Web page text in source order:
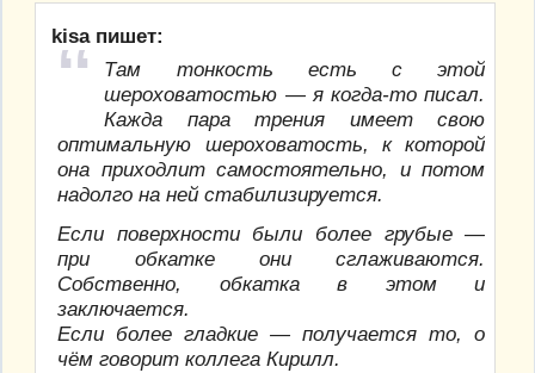
kisa пишет:
Там тонкость есть с этой
шероховатостью — я когда-то писал.
Кажда пара трения имеет свою
оптимальную шероховатость, к которой
она приходлит самостоятельно, и потом
надолго на ней стабилизируется.
Если поверхности были более грубые —
при обкатке они сглаживаются.
Собственно, обкатка в этом и
заключается.
Если более гладкие — получается то, о
чём говорит коллега Кирилл.